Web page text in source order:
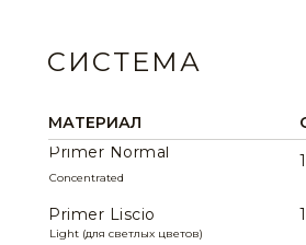
Primer Liscio
Light (для светлых цветов)
Concentrated
Primer Normal
СИСТЕМА
МАТЕРИАЛ
1
1